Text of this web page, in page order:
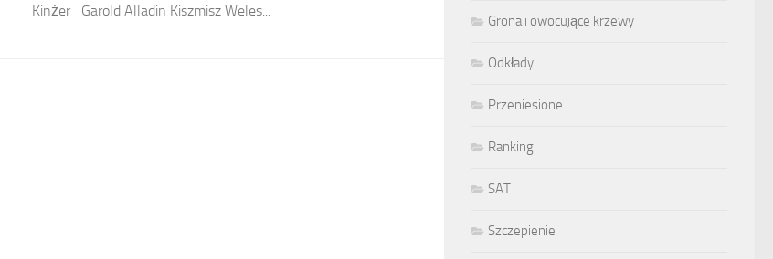
Kinżer Garold Alladin Kiszmisz Weles...
Grona i owocujące krzewy
Odkłady
Przeniesione
Rankingi
SAT
Szczepienie